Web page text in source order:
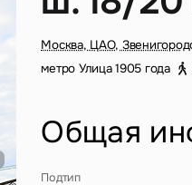
Москва, ЦАО,
метро Улица 1905 года
Общая
Подтип
Введен неверный формат